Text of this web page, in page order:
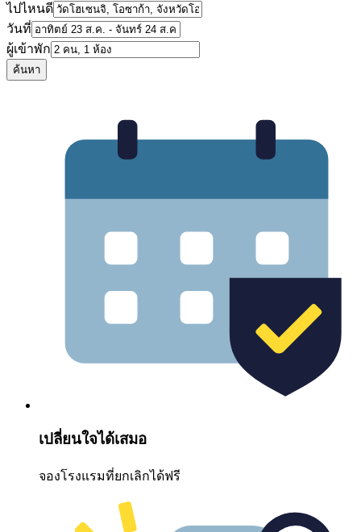
ไปไหนดี
วันที่
ผู้เข้าพัก
ค้นหา
เปลี่ยนใจได้เสมอ
จองโรงแรมที่ยกเลิกได้ฟรี